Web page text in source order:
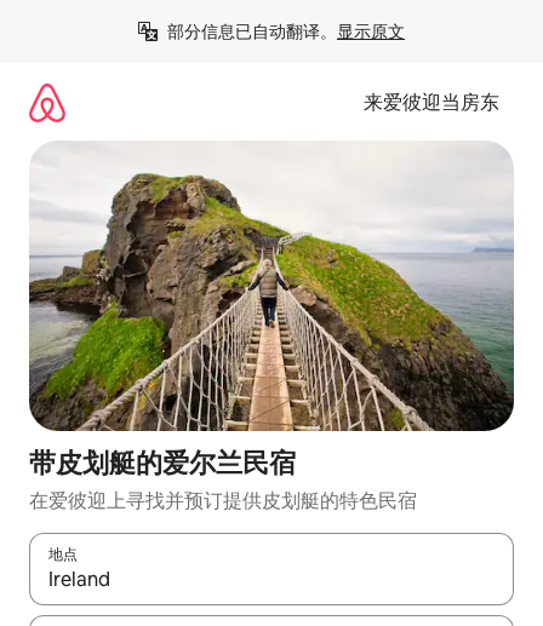
部分信息已自动翻译。 显示原文
来爱彼迎当房东
带皮划艇的爱尔兰民宿
在爱彼迎上寻找并预订提供皮划艇的特色民宿
地点
如有搜索结果，请使用上下方向键查看，或通过点击或滑动手势